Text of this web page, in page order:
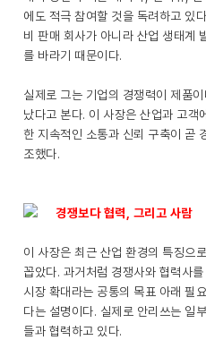
에도 적극 참여할 것을 독려하고 있
비 판매 회사가 아니라 산업 생태계
를 바라기 때문이다.
실제로 그는 기업의 경쟁력이 제품
났다고 본다. 이 사장은 산업과 고객
한 지속적인 소통과 신뢰 구축이 곧
조했다.
경쟁보다 협력, 그리고 사람
이 사장은 최근 산업 환경의 특징으
꼽았다. 과거처럼 경쟁사와 협력사
시장 확대라는 공통의 목표 아래 필
다는 설명이다. 실제로 안리쓰는 일
들과 협력하고 있다.